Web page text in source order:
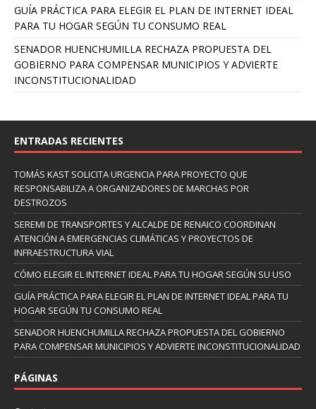
GUÍA PRÁCTICA PARA ELEGIR EL PLAN DE INTERNET IDEAL
PARA TU HOGAR SEGÚN TU CONSUMO REAL
SENADOR HUENCHUMILLA RECHAZA PROPUESTA DEL
GOBIERNO PARA COMPENSAR MUNICIPIOS Y ADVIERTE
INCONSTITUCIONALIDAD
ENTRADAS RECIENTES
TOMÁS KAST SOLICITA URGENCIA PARA PROYECTO QUE
RESPONSABILIZA A ORGANIZADORES DE MARCHAS POR
DESTROZOS
SEREMI DE TRANSPORTES Y ALCALDE DE RENAICO COORDINAN
ATENCIÓN A EMERGENCIAS CLIMÁTICAS Y PROYECTOS DE
INFRAESTRUCTURA VIAL
CÓMO ELEGIR EL INTERNET IDEAL PARA TU HOGAR SEGÚN SU USO
GUÍA PRÁCTICA PARA ELEGIR EL PLAN DE INTERNET IDEAL PARA TU
HOGAR SEGÚN TU CONSUMO REAL
SENADOR HUENCHUMILLA RECHAZA PROPUESTA DEL GOBIERNO
PARA COMPENSAR MUNICIPIOS Y ADVIERTE INCONSTITUCIONALIDAD
PÁGINAS